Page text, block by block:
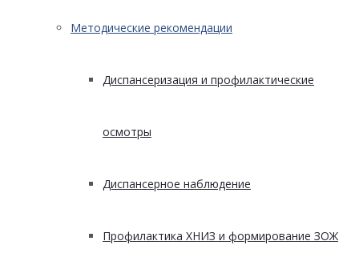
Методические рекомендации
Диспансеризация и профилактические
осмотры
Диспансерное наблюдение
Профилактика ХНИЗ и формирование ЗОЖ